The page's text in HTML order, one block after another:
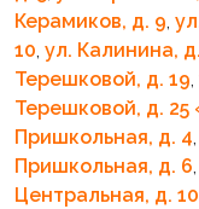
Керамиков, д. 9,
10, ул. Калинина,
Терешковой, д. 19,
Терешковой, д. 25
Пришкольная, д. 4,
Пришкольная, д. 6,
Центральная, д. 10